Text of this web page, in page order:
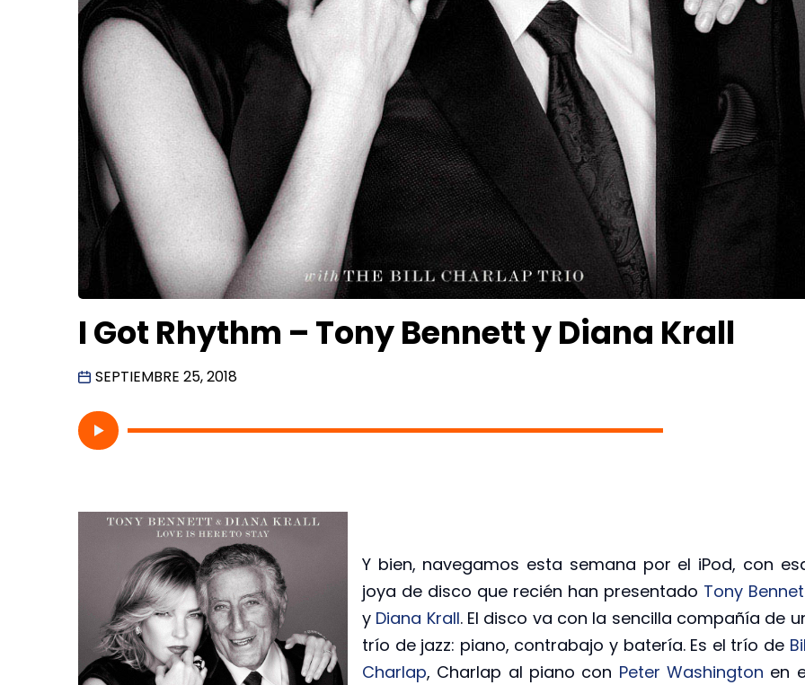
I Got Rhythm – Tony Bennett y Diana Krall
SEPTIEMBRE 25, 2018
Y bien, navegamos esta semana por el iPod, con
joya de disco que recién han presentado Tony
y Diana Krall. El disco va con la sencilla compañía de
trío de jazz: piano, contrabajo y batería. Es el trío de
Charlap, Charlap al piano con Peter Washington en